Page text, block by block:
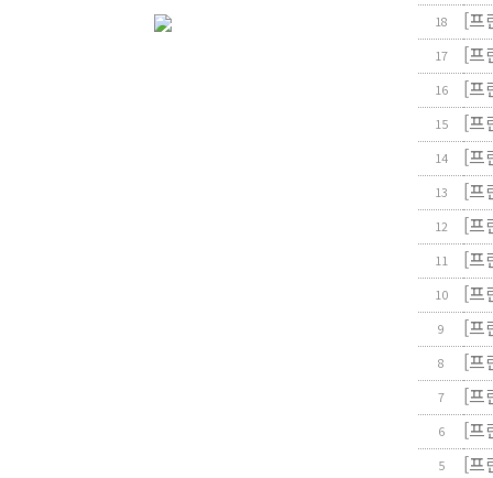
18 [프
17 [프
16 [프
15 [프
14 [프
13 [프
12 [프
11 [프
10 [프
9 [프
8 [프
7 [프
6 [프
5 [프